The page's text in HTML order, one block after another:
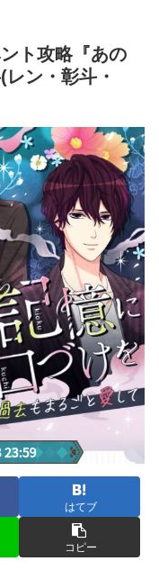
ト攻略『あの
ン・彰斗・
はてブ
コピー